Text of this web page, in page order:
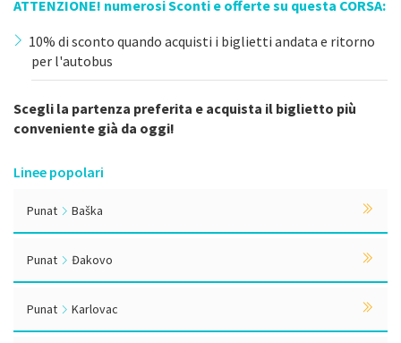
ATTENZIONE! numerosi Sconti e offerte su questa CORSA:
10% di sconto quando acquisti i biglietti andata e ritorno
per l'autobus
Scegli la partenza preferita e acquista il biglietto più
conveniente già da oggi!
Linee popolari
Punat Baška
Punat Đakovo
Punat Karlovac